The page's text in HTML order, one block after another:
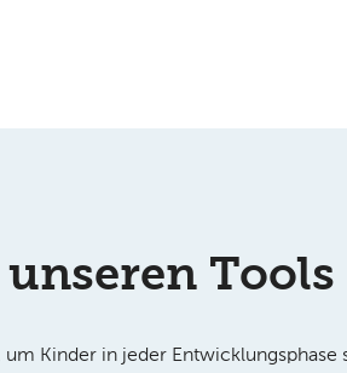
unseren
Kinder in jeder